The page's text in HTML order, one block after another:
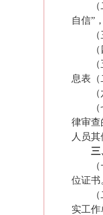
自信”
息表（
律审查
人员其
三
位证书
实工作